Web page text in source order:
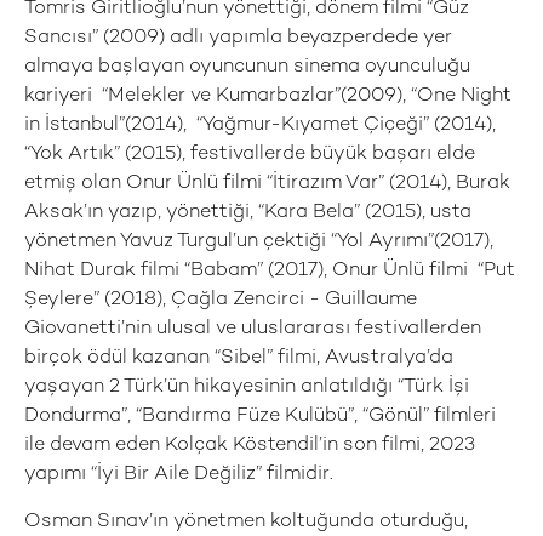
Tomris Giritlioğlu’nun yönettiği, dönem filmi “Güz
Sancısı” (2009) adlı yapımla beyazperdede yer
almaya başlayan oyuncunun sinema oyunculuğu
kariyeri “Melekler ve Kumarbazlar”(2009), “One Night
in İstanbul”(2014), “Yağmur-Kıyamet Çiçeği” (2014),
“Yok Artık” (2015), festivallerde büyük başarı elde
etmiş olan Onur Ünlü filmi “İtirazım Var” (2014), Burak
Aksak’ın yazıp, yönettiği, “Kara Bela” (2015), usta
yönetmen Yavuz Turgul’un çektiği “Yol Ayrımı”(2017),
Nihat Durak filmi “Babam” (2017), Onur Ünlü filmi “Put
Şeylere” (2018), Çağla Zencirci - Guillaume
Giovanetti’nin ulusal ve uluslararası festivallerden
birçok ödül kazanan “Sibel” filmi, Avustralya’da
yaşayan 2 Türk’ün hikayesinin anlatıldığı “Türk İşi
Dondurma”, “Bandırma Füze Kulübü”, “Gönül” filmleri
ile devam eden Kolçak Köstendil’in son filmi, 2023
yapımı “İyi Bir Aile Değiliz” filmidir.
Osman Sınav’ın yönetmen koltuğunda oturduğu,